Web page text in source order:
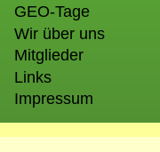
GEO-Tage
Wir über uns
Mitglieder
Links
Impressum